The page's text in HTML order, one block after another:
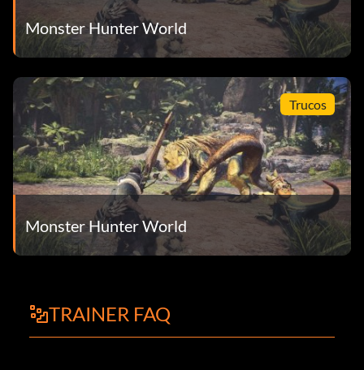
Monster Hunter World
Trucos
Monster Hunter World
TRAINER FAQ